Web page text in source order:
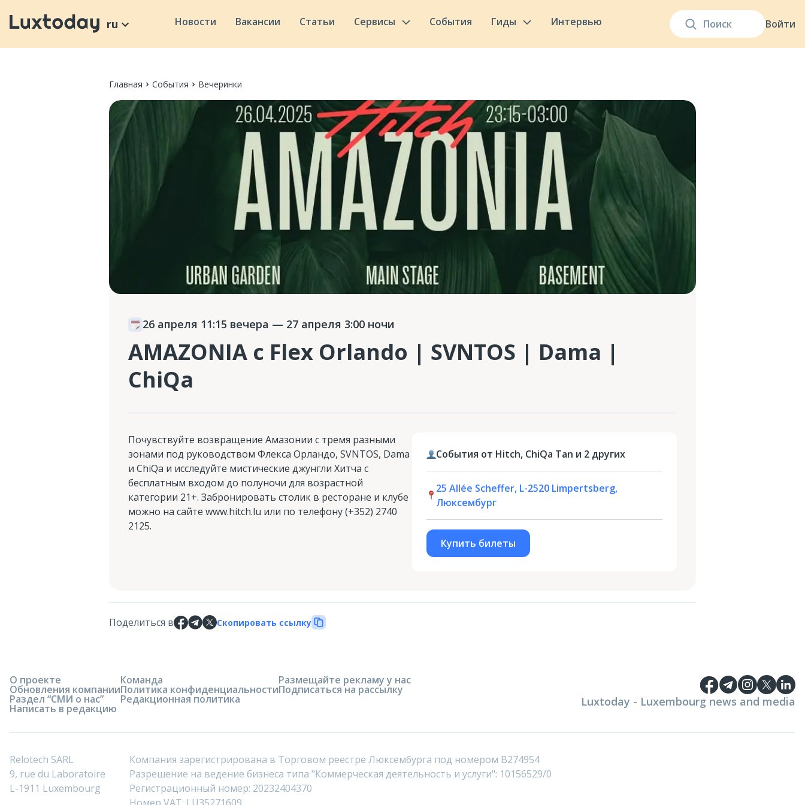
Войти
ru Новости Вакансии Статьи Сервисы События Гиды Интервью
Главная События Вечеринки
26 апреля 11:15 вечера — 27 апреля 3:00 ночи
AMAZONIA с Flex Orlando | SVNTOS | Dama |
ChiQa
Почувствуйте возвращение Амазонии с тремя разными
зонами под руководством Флекса Орландо, SVNTOS, Dama
и ChiQa и исследуйте мистические джунгли Хитча с
бесплатным входом до полуночи для возрастной
категории 21+. Забронировать столик в ресторане и клубе
можно на сайте www.hitch.lu или по телефону (+352) 2740
2125.
События от Hitch, ChiQa Tan и 2 других
25 Allée Scheffer, L-2520 Limpertsberg,
Люксембург
Купить билеты
Поделиться в Скопировать ссылку
О проекте
Обновления компании
Раздел “СМИ о нас”
Написать в редакцию
Команда
Политика конфиденциальности
Редакционная политика
Размещайте рекламу у нас
Подписаться на рассылку
Luxtoday - Luxembourg news and media
Relotech SARL
9, rue du Laboratoire
L-1911 Luxembourg
Компания зарегистрирована в Торговом реестре Люксембурга под номером B274954
Разрешение на ведение бизнеса типа "Коммерческая деятельность и услуги": 10156529/0
Регистрационный номер: 20232404370